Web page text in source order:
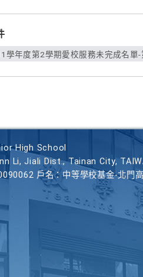
學年度第2學期愛校服務未完成名
High School
Li, Jiali Dist., Tainan City,
戶名：中等學校基金-北門